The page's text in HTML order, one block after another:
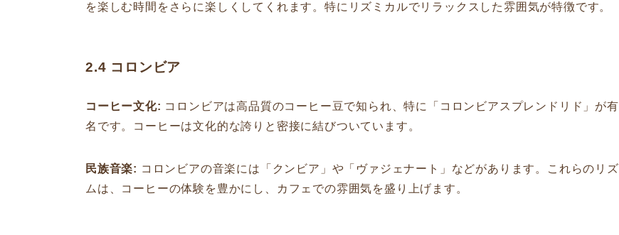
を楽しむ時間をさらに楽しくしてくれます。特にリズミカルでリラックスした雰囲気が特徴です。
2.4 コロンビア
コーヒー文化: コロンビアは高品質のコーヒー豆で知られ、特に「コロンビアスプレンドリド」が有
名です。コーヒーは文化的な誇りと密接に結びついています。
民族音楽: コロンビアの音楽には「クンビア」や「ヴァジェナート」などがあります。これらのリズ
ムは、コーヒーの体験を豊かにし、カフェでの雰囲気を盛り上げます。